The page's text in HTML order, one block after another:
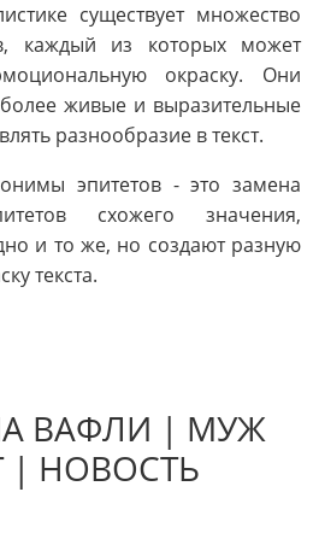
существует множество
каждый из которых может
окраску. Они
живые и выразительные
разнообразие в текст.
эпитетов - это замена
схожего значения,
и то же, но создают разную
текста.
ВАФЛИ | МУЖ
| НОВОСТЬ